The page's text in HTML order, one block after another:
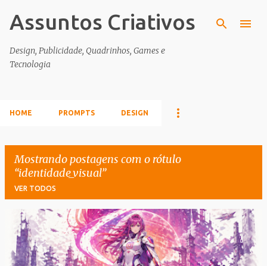
Pular para o conteúdo principal
Assuntos Criativos
Design, Publicidade, Quadrinhos, Games e
Tecnologia
HOME PROMPTS DESIGN
Mostrando postagens com o rótulo
identidade_visual
VER TODOS